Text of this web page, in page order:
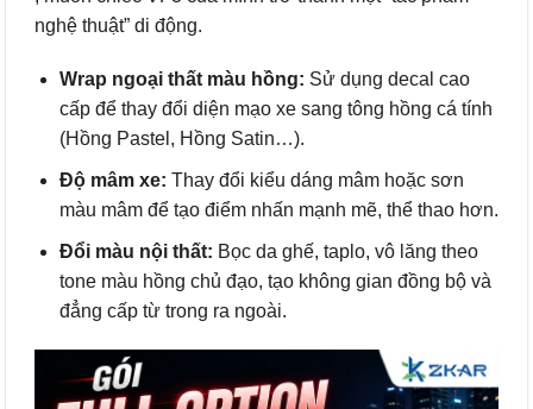
nghệ thuật” di động.
Wrap ngoại thất màu hồng: Sử dụng decal cao
cấp để thay đổi diện mạo xe sang tông hồng cá tính
(Hồng Pastel, Hồng Satin…).
Độ mâm xe: Thay đổi kiểu dáng mâm hoặc sơn
màu mâm để tạo điểm nhấn mạnh mẽ, thể thao hơn.
Đổi màu nội thất: Bọc da ghế, taplo, vô lăng theo
tone màu hồng chủ đạo, tạo không gian đồng bộ và
đẳng cấp từ trong ra ngoài.